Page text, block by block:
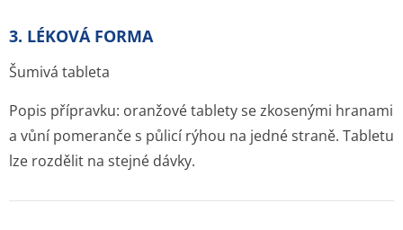
3. LÉKOVÁ FORMA
Šumivá tableta
Popis přípravku: oranžové tablety se zkosenými hranami
a vůní pomeranče s půlicí rýhou na jedné straně. Tabletu
lze rozdělit na stejné dávky.